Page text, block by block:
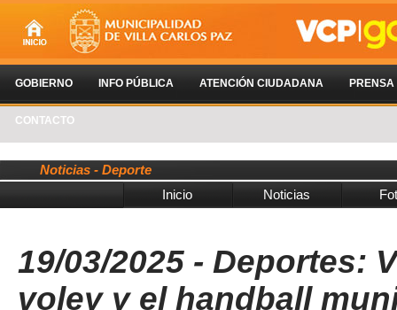
GOBIERNO INFO PÚBLICA ATENCIÓN CIUDADANA PRENSA
CONTACTO
Noticias - Deporte
Inicio
Noticias
19/03/2025 - Deportes:
voley y el handball